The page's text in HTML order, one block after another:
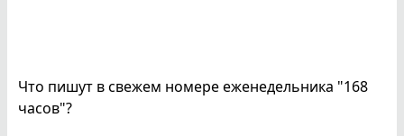
Что пишут в свежем номере еженедельника "168
часов"?